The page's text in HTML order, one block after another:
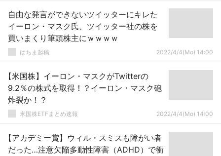
自由な発言ができないツイッターにキレた
イーロン・マスク氏、ツイッター社の株を
買いまくり筆頭株主にｗｗｗｗ
はちま起稿 2022/4/4(Mo) 14:00
【米国株】イーロン・マスクがTwitterの
9.2％の株式を取得！？イーロン・マスク砲
炸裂か！？
米国株ETFまとめ速報 2022/4/4(Mo) 14:00
【アカデミー賞】ウィル・スミスも障がい者
だった…注意欠陥多動性障害（ADHD）で衝